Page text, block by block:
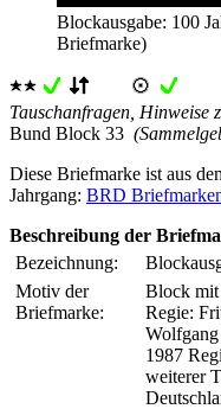
Blockausgabe: 100
Briefmarke)
Tauschanfragen, Hinweise
Bund Block 33
Diese Briefmarke ist aus
Jahrgang: BRD
Beschreibung der
Bezeichnung:
Motiv der
Briefmarke:
Block mit
Regie:
Wolfgang
1987
weiterer